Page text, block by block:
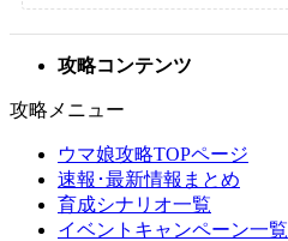
攻略コンテンツ
攻略メニュー
ウマ娘攻略TOPページ
速報･最新情報まとめ
育成シナリオ一覧
イベントキャンペーン一覧